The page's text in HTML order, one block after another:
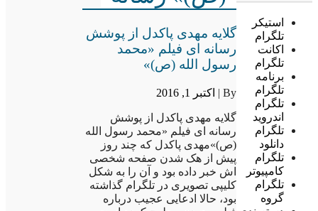
استیکر
تلگرام
اکانت
تلگرام
برنامه
تلگرام
تلگرام
اندروید
تلگرام
دانلود
تلگرام
کامپیوتر
تلگرام
گروه
گلایه مهدی پاکدل از پوشش
رسانه ای فیلم «محمد
رسول الله (ص)»
By | اکتبر 1, 2016
گلایه مهدی پاکدل از پوشش
رسانه ای فیلم «محمد رسول الله
(ص)»مهدی پاکدل که چند روز
پیش از هک شدن صفحه شخصی
اش خبر داده بود و آن را به شکل
کلیپی تصویری در تلگرام گذاشته
بود، حالا ادعایی عجیب درباره